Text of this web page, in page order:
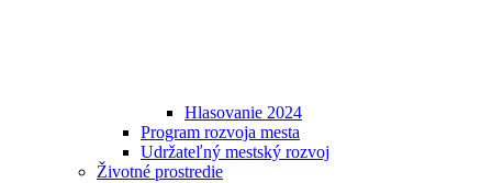
Hlasovanie 2024
Program rozvoja mesta
Udržateľný mestský rozvoj
Životné prostredie